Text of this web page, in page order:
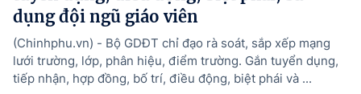
dụng đội ngũ giáo viên
(Chinhphu.vn) - Bộ GDĐT chỉ đạo rà soát, sắp xếp mạng
lưới trường, lớp, phân hiệu, điểm trường. Gắn tuyển dụng,
tiếp nhận, hợp đồng, bố trí, điều động, biệt phái và ...